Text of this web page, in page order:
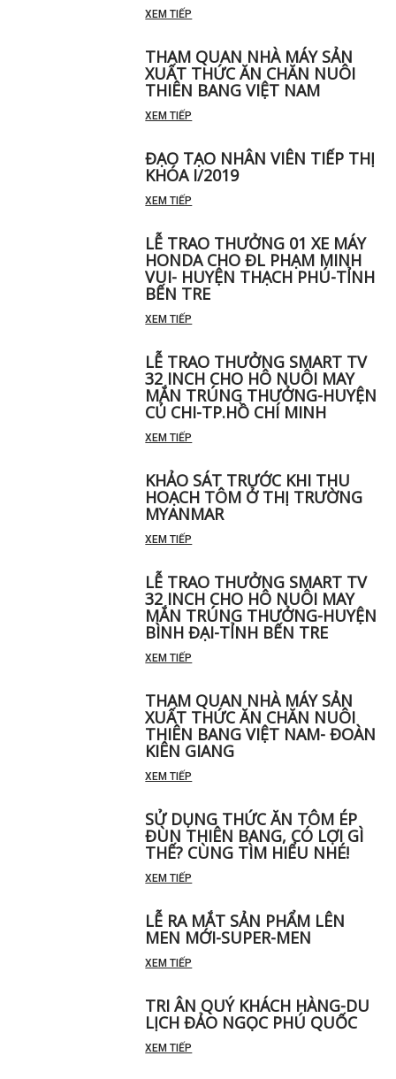
XEM TIẾP
THAM QUAN NHÀ MÁY SẢN
XUẤT THỨC ĂN CHĂN NUÔI
THIÊN BANG VIỆT NAM
XEM TIẾP
ĐẠO TẠO NHÂN VIÊN TIẾP THỊ
KHÓA I/2019
XEM TIẾP
LỄ TRAO THƯỞNG 01 XE MÁY
HONDA CHO ĐL PHẠM MINH
VUI- HUYỆN THẠCH PHÚ-TỈNH
BẾN TRE
XEM TIẾP
LỄ TRAO THƯỞNG SMART TV
32 INCH CHO HÔ NUÔI MAY
MẮN TRÚNG THƯỞNG-HUYỆN
CỦ CHI-TP.HỒ CHÍ MINH
XEM TIẾP
KHẢO SÁT TRƯỚC KHI THU
HOẠCH TÔM Ở THỊ TRƯỜNG
MYANMAR
XEM TIẾP
LỄ TRAO THƯỞNG SMART TV
32 INCH CHO HÔ NUÔI MAY
MẮN TRÚNG THƯỞNG-HUYỆN
BÌNH ĐẠI-TỈNH BẾN TRE
XEM TIẾP
THAM QUAN NHÀ MÁY SẢN
XUẤT THỨC ĂN CHĂN NUÔI
THIÊN BANG VIỆT NAM- ĐOÀN
KIÊN GIANG
XEM TIẾP
SỬ DỤNG THỨC ĂN TÔM ÉP
ĐÙN THIÊN BANG, CÓ LỢI GÌ
THẾ? CÙNG TÌM HIỂU NHÉ!
XEM TIẾP
LỄ RA MẮT SẢN PHẨM LÊN
MEN MỚI-SUPER-MEN
XEM TIẾP
TRI ÂN QUÝ KHÁCH HÀNG-DU
LỊCH ĐẢO NGỌC PHÚ QUỐC
XEM TIẾP